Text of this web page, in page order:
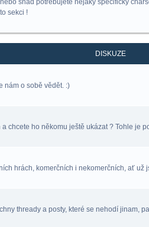
snad potřebujete nějaký specifický
sekci !
DISKUZE
nám o sobě vědět. :)
chcete ho někomu ještě ukázat ? Tohle je
hrách, komerčních i nekomerčních, ať už
thready a posty, které se nehodí jinam,